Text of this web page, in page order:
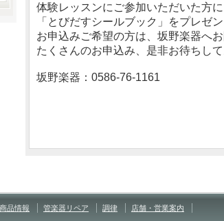
体験レッスンにご参加いただいた方に
「とびだすシールブック」をプレゼ
お申込みご希望の方は、坂野楽器へ
たくさんのお申込み、是非お待ちし
坂野楽器：0586-76-1161
商品情報 管楽器リペア 調律
店舗・営業案内